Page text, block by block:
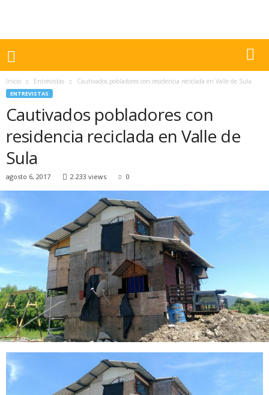
Inicio Entrevistas Cautivados pobladores con residencia reciclada en Valle de Sula
ENTREVISTAS
Cautivados pobladores con
residencia reciclada en Valle de
Sula
agosto 6, 2017 2.233 views 0